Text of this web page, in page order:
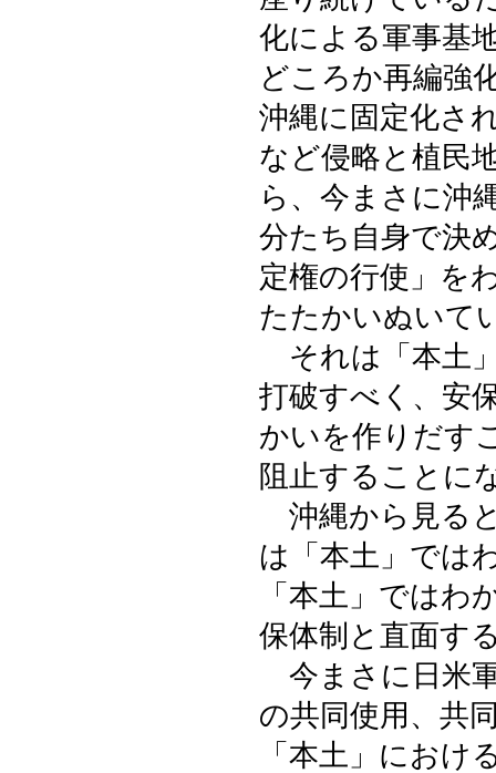
化による軍事基
どころか再編強
沖縄に固定化さ
など侵略と植民
ら、今まさに沖
分たち自身で決
定権の行使」を
たたかいぬいて
それは「本土
打破すべく、安
かいを作りだす
阻止することに
沖縄から見る
は「本土」では
「本土」では
保体制と直面す
今まさに日米
の共同使用、共
「本土」におけ